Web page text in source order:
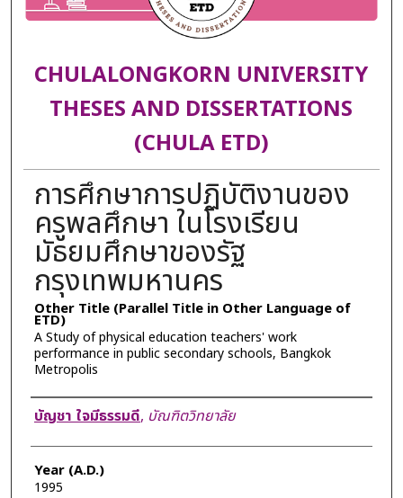
CHULALONGKORN UNIVERSITY
THESES AND DISSERTATIONS
(CHULA ETD)
การศึกษาการปฏิบัติงานของ
ครูพลศึกษา ในโรงเรียน
มัธยมศึกษาของรัฐ
กรุงเทพมหานคร
Other Title (Parallel Title in Other Language of
ETD)
A Study of physical education teachers' work
performance in public secondary schools, Bangkok
Metropolis
Author
บัญชา ใจมีธรรมดี, บัณฑิตวิทยาลัย
Year (A.D.)
1995